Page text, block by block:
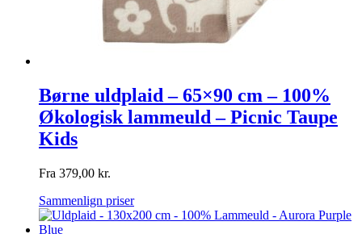
Børne uldplaid – 65×90 cm – 100%
Økologisk lammeuld – Picnic Taupe
Kids
Fra 379,00 kr.
Sammenlign priser